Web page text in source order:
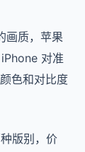
画质，苹果
对准
色和对比度
版别，价